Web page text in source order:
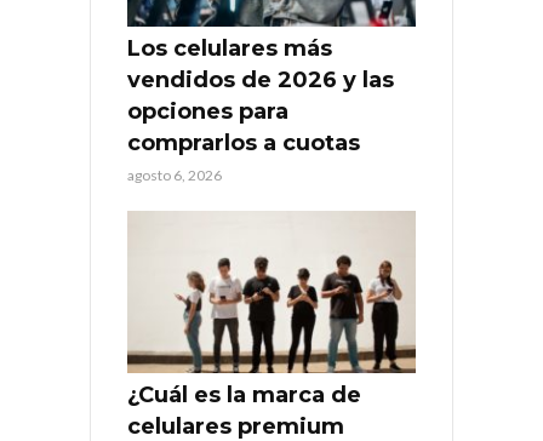
Los celulares más
vendidos de 2026 y las
opciones para
comprarlos a cuotas
agosto 6, 2026
¿Cuál es la marca de
celulares premium